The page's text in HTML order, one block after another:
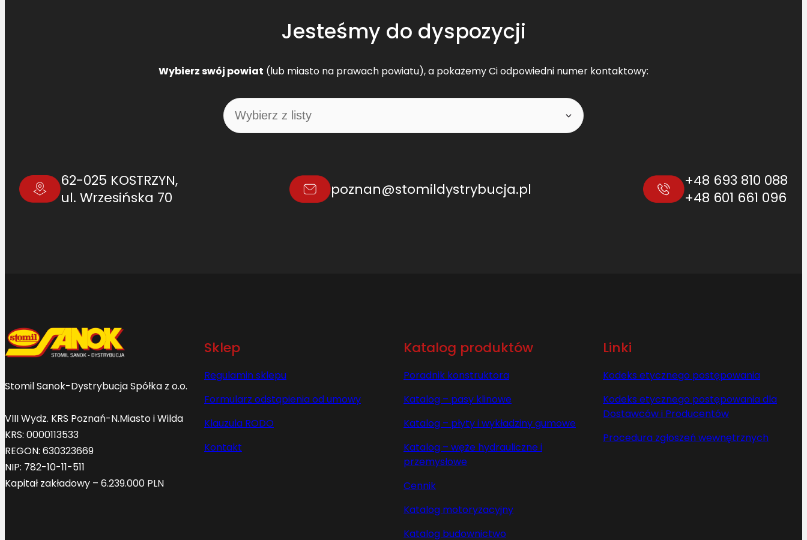
Jesteśmy do dyspozycji
Wybierz swój powiat (lub miasto na prawach powiatu), a pokażemy Ci odpowiedni numer kontaktowy:
62-025 KOSTRZYN,
ul. Wrzesińska 70
poznan@stomildystrybucja.pl
+48 693 810 088
+48 601 661 096
Stomil Sanok-Dystrybucja Spółka z o.o.
VIII Wydz. KRS Poznań-N.Miasto i Wilda
KRS: 0000113533
REGON: 630323669
NIP: 782-10-11-511
Kapitał zakładowy – 6.239.000 PLN
Sklep
Regulamin sklepu
Formularz odstąpienia od umowy
Klauzula RODO
Kontakt
Katalog produktów
Poradnik konstruktora
Katalog – pasy klinowe
Katalog – płyty i wykładziny gumowe
Katalog – węże hydrauliczne i
przemysłowe
Cennik
Katalog motoryzacyjny
Katalog budownictwo
Linki
Kodeks etycznego postępowania
Kodeks etycznego postępowania dla
Dostawców i Producentów
Procedura zgłoszeń wewnętrznych